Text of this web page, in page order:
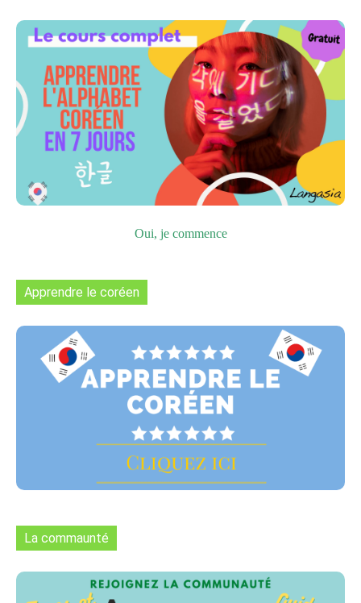
Oui, je commence
Apprendre le coréen
La commaunté